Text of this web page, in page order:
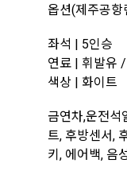
옵션(제주공
좌석 | 5인승
연료 | 휘발유
색상 | 화이트
금연차,운전석
트, 후방센서,
키, 에어백, 음